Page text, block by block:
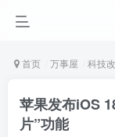
首页 万事屋 科技
苹果发布iOS
片”功能